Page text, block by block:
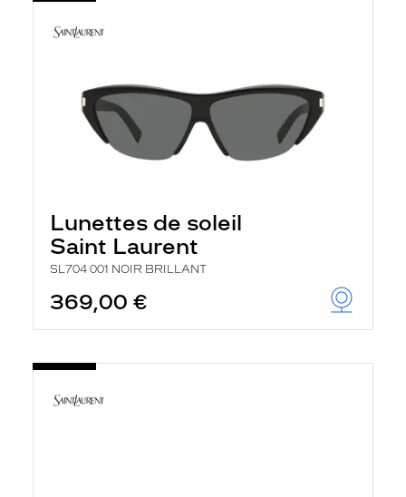
Lunettes de soleil
Saint Laurent
SL704 001 NOIR BRILLANT
369,00 €